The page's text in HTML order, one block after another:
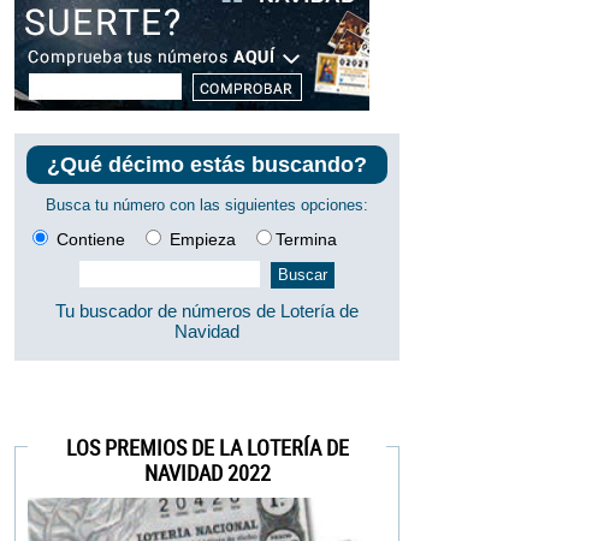
¿Qué décimo estás buscando?
Busca tu número con las siguientes opciones:
Contiene Empieza Termina
Tu buscador de números de Lotería de
Navidad
LOS PREMIOS DE LA LOTERÍA DE
NAVIDAD 2022